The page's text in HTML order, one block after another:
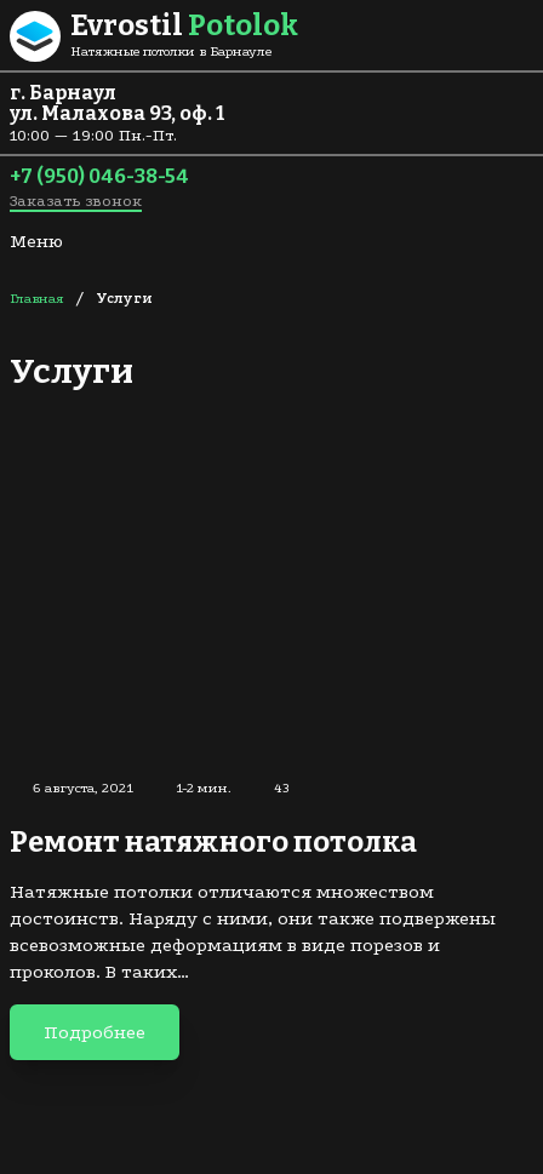
Перейти к содержанию
Evrostil Potolok
Натяжные потолки в Барнауле
г. Барнаул
ул. Малахова 93, оф. 1
10:00 — 19:00 Пн.-Пт.
+7 (950) 046-38-54
Заказать звонок
Меню
Главная / Услуги
Услуги
6 августа, 2021 1-2 мин. 43
Ремонт натяжного потолка
Натяжные потолки отличаются множеством
достоинств. Наряду с ними, они также подвержены
всевозможные деформациям в виде порезов и
проколов. В таких…
Подробнее